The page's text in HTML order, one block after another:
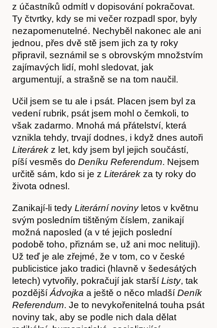
z účastníků odmítl v dopisování pokračovat.
Ty čtvrtky, kdy se mi večer rozpadl spor, byly
nezapomenutelné. Nechyběl nakonec ale ani
jednou, přes dvě stě jsem jich za ty roky
připravil, seznámil se s obrovským množstvím
zajímavých lidí, mohl sledovat, jak
argumentují, a strašně se na tom naučil.
Učil jsem se tu ale i psát. Placen jsem byl za
vedení rubrik, psát jsem mohl o čemkoli, to
však zadarmo. Mnohá má přátelství, která
vznikla tehdy, trvají dodnes, i když dnes autoři
Literárek z let, kdy jsem byl jejich součástí,
píší vesměs do Deníku Referendum. Nejsem
určitě sám, kdo si je z Literárek za ty roky do
života odnesl.
Zanikají-li tedy Literární novinyletos v květnu
svým posledním tištěným číslem, zanikají
možná naposled (a v té jejich poslední
podobě toho, přiznám se, už ani moc nelituji).
Už teď je ale zřejmé, že v tom, co v české
publicistice jako tradici (hlavně v šedesátých
letech) vytvořily, pokračují jak starší Listy, tak
pozdější Ádvojka a ještě o něco mladší Deník
Referendum. Je to nevykořenitelná touha psát
noviny tak, aby se podle nich dala dělat